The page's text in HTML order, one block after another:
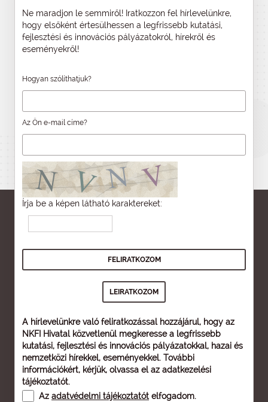
Ne maradjon le semmiről! Iratkozzon fel hírlevelünkre,
hogy elsőként értesülhessen a legfrissebb kutatási,
fejlesztési és innovációs pályázatokról, hírekről és
eseményekről!
Hogyan szólíthatjuk?
Az Ön e-mail címe?
Írja be a képen látható karaktereket:
A hírlevelünkre való feliratkozással hozzájárul, hogy az
NKFI Hivatal közvetlenül megkeresse a legfrissebb
kutatási, fejlesztési és innovációs pályázatokkal, hazai és
nemzetközi hírekkel, eseményekkel. További
információkért, kérjük, olvassa el az adatkezelési
tájékoztatót.
Az adatvédelmi tájékoztatót elfogadom.